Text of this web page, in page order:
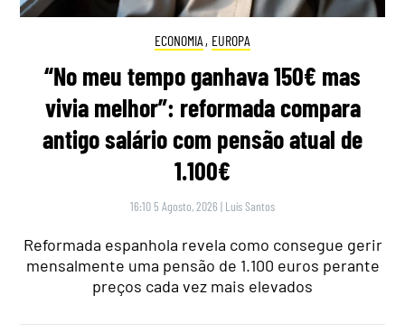
ECONOMIA , EUROPA
“No meu tempo ganhava 150€ mas
vivia melhor”: reformada compara
antigo salário com pensão atual de
1.100€
16:10 5 Agosto, 2026 | Luís Santos
Reformada espanhola revela como consegue gerir
mensalmente uma pensão de 1.100 euros perante
preços cada vez mais elevados